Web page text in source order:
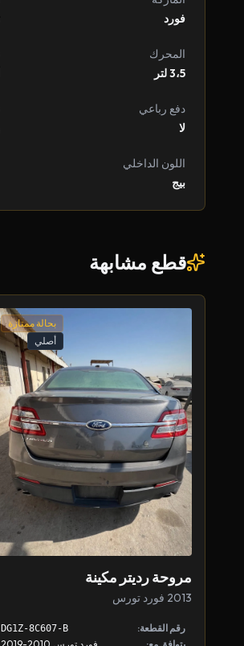
فورد
المحرك
3،5 لتر
دفع رباعي
لا
اللون الداخلي
بيج
قطع مشابهة
بحالة ممتازة
أصلي
مروحة رديتر مكينة
2013 فورد تورس
رقم القطعة: DG1Z-8C607-B